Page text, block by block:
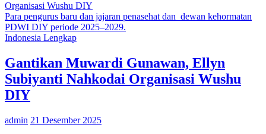
Mandiri
Tingkatkan
Kesadaran
Para pengurus baru dan jajaran penasehat dan dewan kehormatan
PDWI DIY periode 2025–2029.
Indonesia Lengkap
Gantikan Muwardi Gunawan, Ellyn
Subiyanti Nahkodai Organisasi Wushu
DIY
admin 21 Desember 2025